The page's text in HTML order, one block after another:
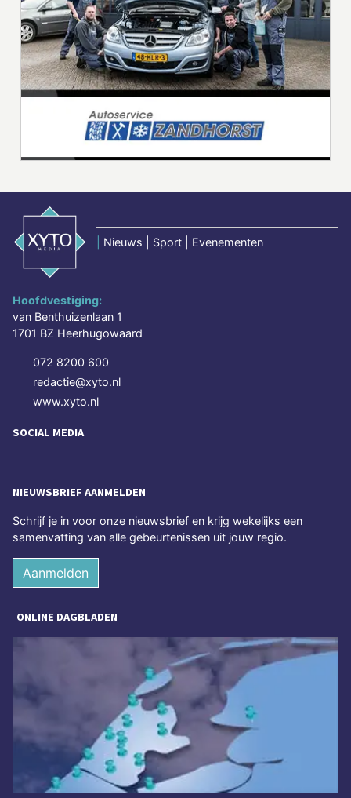
Nieuws | Sport | Evenementen
Hoofdvestiging:
van Benthuizenlaan 1
1701 BZ Heerhugowaard
072 8200 600
redactie@xyto.nl
www.xyto.nl
SOCIAL MEDIA
NIEUWSBRIEF AANMELDEN
Schrijf je in voor onze nieuwsbrief en krijg wekelijks een
samenvatting van alle gebeurtenissen uit jouw regio.
Aanmelden
ONLINE DAGBLADEN